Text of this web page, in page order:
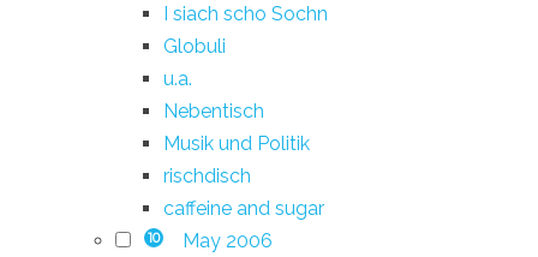
I siach scho Sochn
Globuli
u.a.
Nebentisch
Musik und Politik
rischdisch
caffeine and sugar
10 May 2006